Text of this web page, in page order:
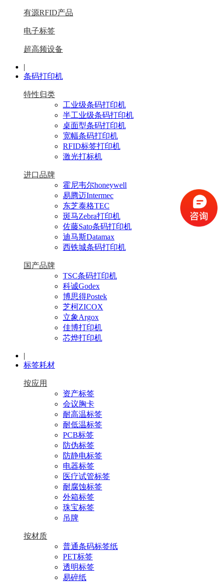
有源RFID产品
电子标签
超高频设备
|
条码打印机
特性归类
工业级条码打印机
半工业级条码打印机
桌面型条码打印机
宽幅条码打印机
RFID标签打印机
激光打标机
进口品牌
霍尼韦尔honeywell
易腾迈Intermec
东芝泰格TEC
斑马Zebra打印机
佐藤Sato条码打印机
迪马斯Datamax
西铁城条码打印机
国产品牌
TSC条码打印机
科诚Godex
博思得Postek
芝柯ZICOX
立象Argox
佳博打印机
芯烨打印机
|
标签耗材
按应用
资产标签
会议胸卡
耐高温标签
耐低温标签
PCB标签
防伪标签
防静电标签
电器标签
医疗试管标签
耐腐蚀标签
外箱标签
珠宝标签
吊牌
按材质
普通条码标签纸
PET标签
透明标签
易碎纸